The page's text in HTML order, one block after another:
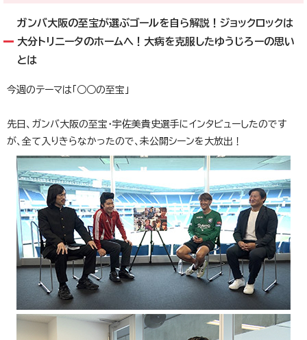
ガンバ大阪の至宝が選ぶゴールを自ら解説！ジョックロックは
大分トリニータのホームへ！大病を克服したゆうじろーの思い
とは
今週のテーマは「○○の至宝」
先日、ガンバ大阪の至宝・宇佐美貴史選手にインタビューしたのです
が、全て入りきらなかったので、未公開シーンを大放出！